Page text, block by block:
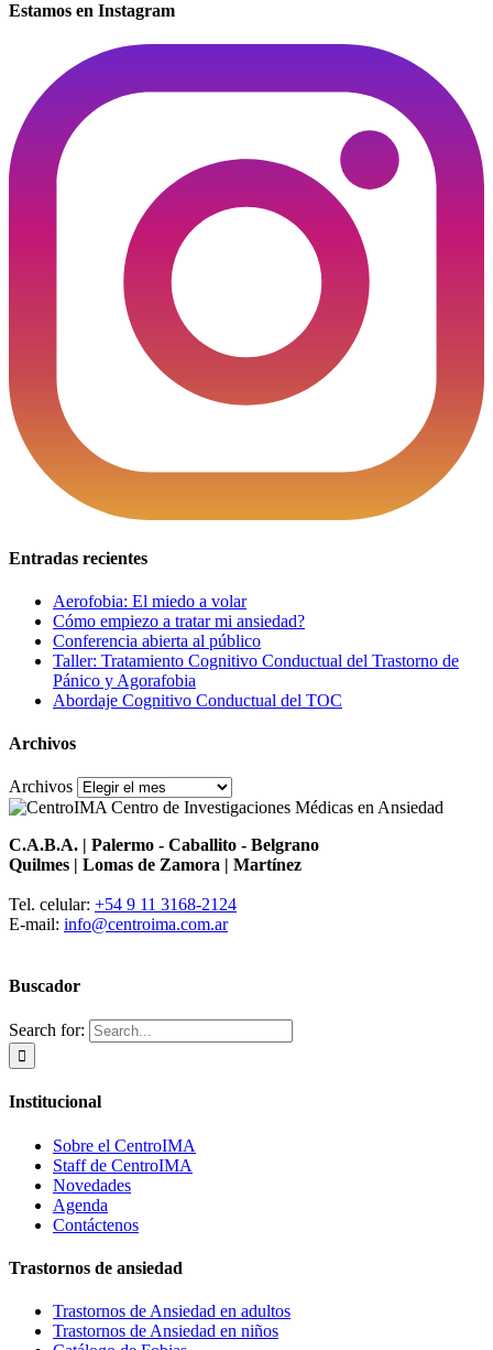
Estamos en Instagram
Entradas recientes
Aerofobia: El miedo a volar
Cómo empiezo a tratar mi ansiedad?
Conferencia abierta al público
Taller: Tratamiento Cognitivo Conductual del Trastorno de
Pánico y Agorafobia
Abordaje Cognitivo Conductual del TOC
Archivos
Archivos
C.A.B.A. | Palermo - Caballito - Belgrano
Quilmes | Lomas de Zamora | Martínez
Tel. celular: +54 9 11 3168-2124
E-mail: info@centroima.com.ar
Buscador
Search for:
Institucional
Sobre el CentroIMA
Staff de CentroIMA
Novedades
Agenda
Contáctenos
Trastornos de ansiedad
Trastornos de Ansiedad en adultos
Trastornos de Ansiedad en niños